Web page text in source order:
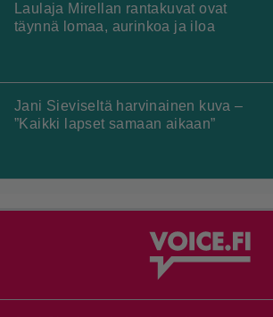
Laulaja Mirellan rantakuvat ovat
täynnä lomaa, aurinkoa ja iloa
Jani Sieviseltä harvinainen kuva –
”Kaikki lapset samaan aikaan”